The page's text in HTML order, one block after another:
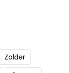
Zolder